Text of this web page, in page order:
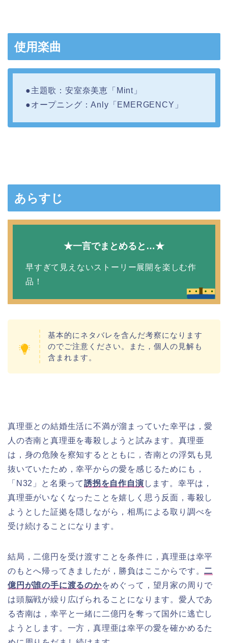
使用楽曲
●主題歌：安室奈美恵「Mint」
●オープニング：Anly「EMERGENCY」
あらすじ
★一言でまとめると…★
早すぎて見えないストーリー展開を楽しむ作
品！
基本的にネタバレを含んだ考察になります
のでご注意ください。また，個人の見解も
含まれます。
真理亜との結婚生活に不満が溜まっていた幸平は，愛
人の杏南と真理亜を毒殺しようと試みます。真理亜
は，身の危険を察知するとともに，杏南との浮気も見
抜いていたため，幸平からの愛を感じるためにも，
「N32」と名乗って誘拐を自作自演 します。幸平は，
真理亜がいなくなったことを嬉しく思う反面，毒殺し
ようとした証拠を隠しながら，相馬による取り調べを
受け続けることになります。
結局，二億円を受け渡すことを条件に，真理亜は幸平
のもとへ帰ってきましたが，勝負はここからです。二
億円が誰の手に渡るのかをめぐって，望月家の周りで
は頭脳戦が繰り広げられることになります。愛人であ
る杏南は，幸平と一緒に二億円を奪って国外に逃亡し
ようとします。一方，真理亜は幸平の愛を確かめるた